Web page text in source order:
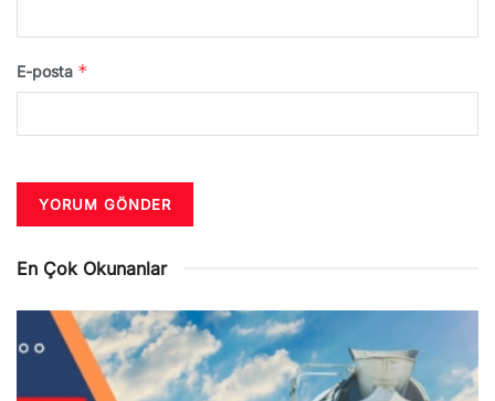
E-posta *
En Çok Okunanlar